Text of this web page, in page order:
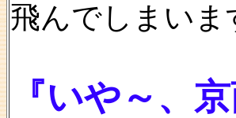
飛んでしまいま
『いや～、